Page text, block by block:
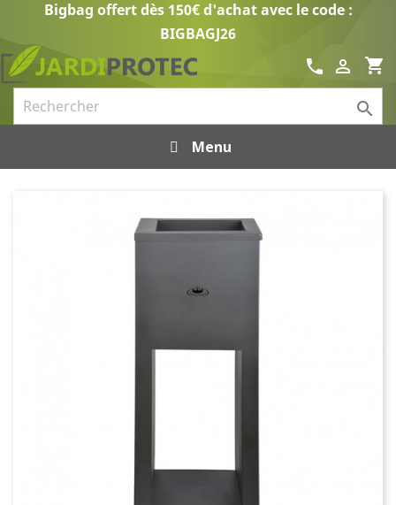
Bigbag offert dès 150€ d'achat avec le code :
BIGBAGJ26
shopping_cart

call

Menu